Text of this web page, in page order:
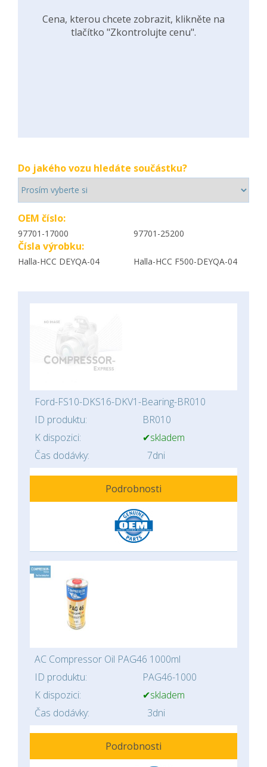
Cena, kterou chcete zobrazit, klikněte na
tlačítko "Zkontrolujte cenu".
Do jakého vozu hledáte součástku?
OEM číslo:
97701-17000 97701-25200
Čísla výrobku:
Halla-HCC DEYQA-04 Halla-HCC F500-DEYQA-04
Ford-FS10-DKS16-DKV1-Bearing-BR010
ID produktu:
BR010
K dispozici:
✔skladem
Čas dodávky:
7dni
Podrobnosti
AC Compressor Oil PAG46 1000ml
ID produktu:
PAG46-1000
K dispozici:
✔skladem
Čas dodávky:
3dni
Podrobnosti